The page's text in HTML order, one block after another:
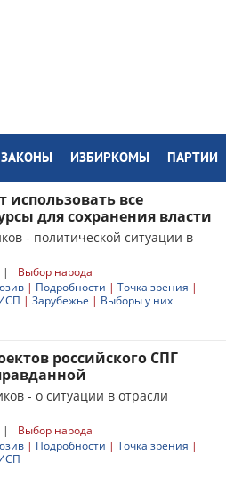
ЗАКОНЫ ИЗБИРКОМЫ ПАРТИИ
все
для сохранения власти
- политической ситуации в
|
Выбор народа
| Подробности | Точка зрения |
| Зарубежье | Выборы у них
российского СПГ
- о ситуации в отрасли
|
Выбор народа
| Подробности | Точка зрения |